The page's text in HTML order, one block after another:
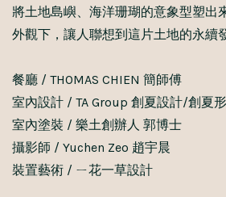
將土地島嶼、海洋珊瑚的意象型塑出
外觀下，讓人聯想到這片土地的永續
餐廳 / THOMAS CHIEN 簡師傅
室內設計 / TA Group 創夏設計/創夏
室內塗裝 / 樂土創辦人 郭博士
攝影師 / Yuchen Zeo 趙宇晨
裝置藝術 / ㄧ花一草設計